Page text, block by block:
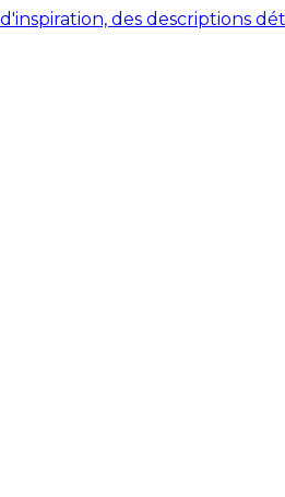
des descriptions